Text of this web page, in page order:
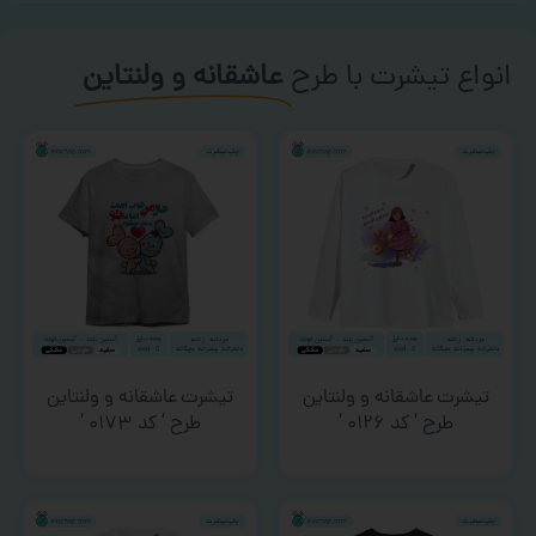
انواع تیشرت با طرح عاشقانه و ولنتاین
تیشرت عاشقانه و ولنتاین
طرح ‘ کد ۰۱۲۶ ‘
تیشرت عاشقانه و ولنتاین
طرح ‘ کد ۰۱۷۳ ‘